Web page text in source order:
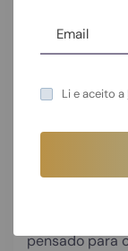
Regime
2026:
muda
pensado para
Li e aceito a